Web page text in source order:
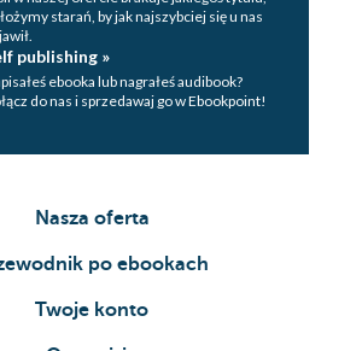
starań, by jak najszybciej się u nas
publishing »
ebooka lub nagrałeś audibook?
do nas i sprzedawaj go w Ebookpoint!
Nasza oferta
po ebookach
Twoje konto